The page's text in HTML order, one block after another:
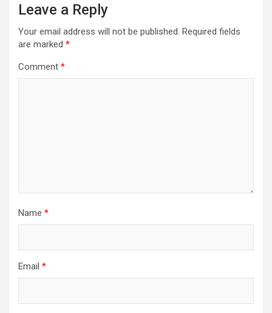
Leave a Reply
Your email address will not be published. Required fields
are marked *
Comment *
Name *
Email *